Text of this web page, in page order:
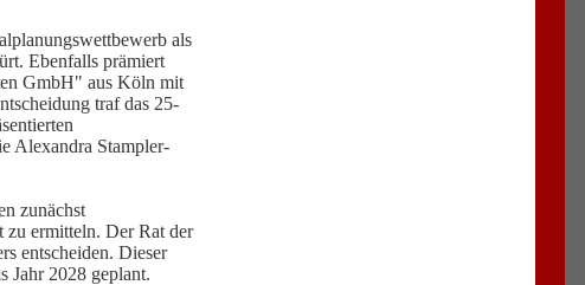
als
Ebenfalls prämiert
GmbH" aus Köln mit
traf das 25-
Alexandra Stampler-
zunächst
zu ermitteln. Der Rat der
entscheiden. Dieser
Jahr 2028 geplant.